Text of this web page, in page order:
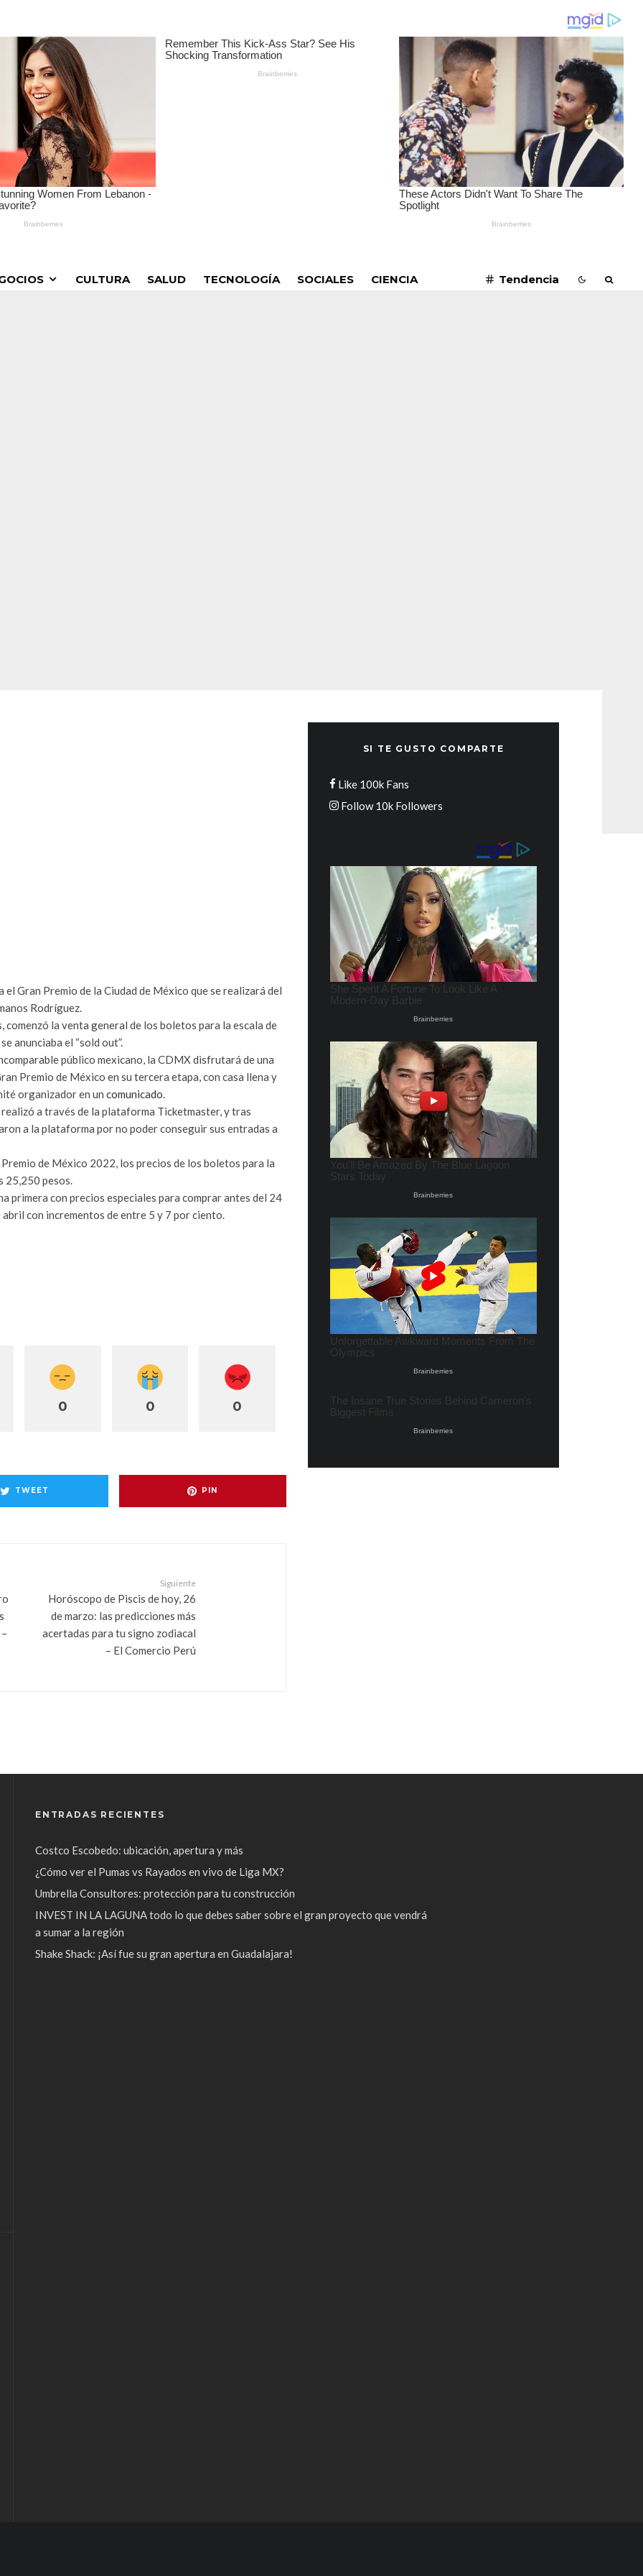
CULTURA SALUD TECNOLOGÍA SOCIALES CIENCIA Tendencia
Gran Premio de la Ciudad de México que se realizará del
Rodríguez.
comenzó la venta general de los boletos para la escala de
anunciaba el “sold out”.
público mexicano, la CDMX disfrutará de una
Premio de México en su tercera etapa, con casa llena y
organizador en un comunicado.
a través de la plataforma Ticketmaster, y tras
a la plataforma por no poder conseguir sus entradas a
de México 2022, los precios de los boletos para la
25,250 pesos.
primera con precios especiales para comprar antes del 24
con incrementos de entre 5 y 7 por ciento.
0 0 0
TWEET PIN
Siguiente
Horóscopo de Piscis de hoy, 26
de marzo: las predicciones más
acertadas para tu signo zodiacal
– El Comercio Perú
SI TE GUSTO COMPARTE
Like 100k Fans
Follow10k Followers
ENTRADAS RECIENTES
Costco Escobedo: ubicación, apertura y más
¿Cómo ver el Pumas vs Rayados en vivo de Liga MX?
Umbrella Consultores: protección para tu construcción
INVEST IN LA LAGUNA todo lo que debes saber sobre el gran proyecto que vendrá
a sumar a la región
Shake Shack: ¡Así fue su gran apertura en Guadalajara!